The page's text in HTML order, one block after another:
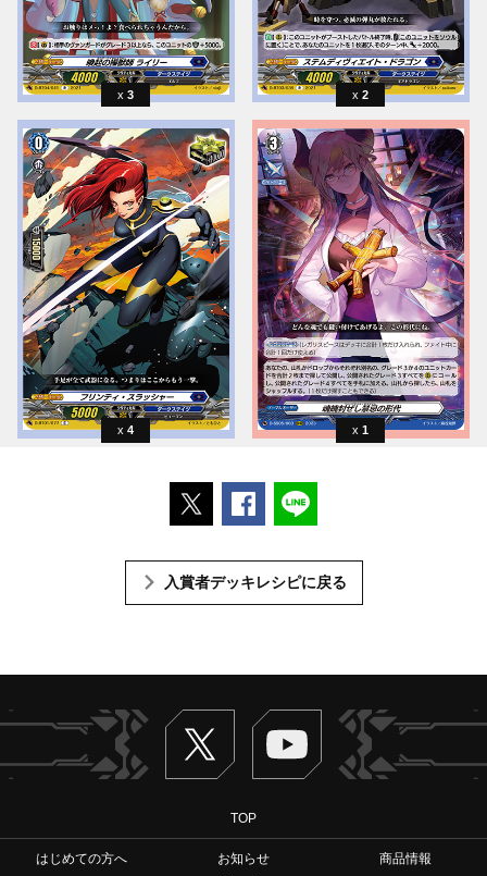
3 2
4 1
ポストするFacebookでシェアする
入賞者デッキレシピに戻る
Twitter ヴァンガードch
TOP
はじめての方へ お知らせ
商品情報